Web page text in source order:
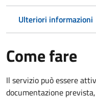
Ulteriori informazioni
Come fare
Il servizio può essere
documentazione